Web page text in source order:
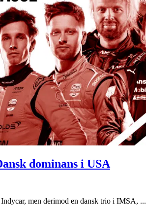
dominans i USA
men derimod en dansk trio i IMSA, ...